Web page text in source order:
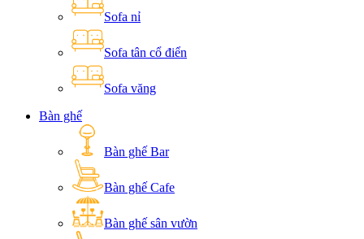
Sofa nỉ
Sofa tân cổ điển
Sofa văng
Bàn ghế
Bàn ghế Bar
Bàn ghế Cafe
Bàn ghế sân vườn